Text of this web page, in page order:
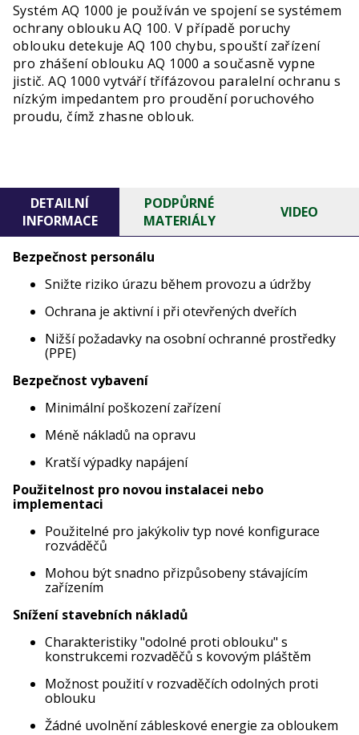
Systém AQ 1000 je používán ve spojení se systémem
ochrany oblouku AQ 100. V případě poruchy
oblouku detekuje AQ 100 chybu, spouští zařízení
pro zhášení oblouku AQ 1000 a současně vypne
jistič. AQ 1000 vytváří třífázovou paralelní ochranu s
nízkým impedantem pro proudění poruchového
proudu, čímž zhasne oblouk.
DETAILNÍ
INFORMACE
PODPŮRNÉ
MATERIÁLY
VIDEO
Bezpečnost personálu
Snižte riziko úrazu během provozu a údržby
Ochrana je aktivní i při otevřených dveřích
Nižší požadavky na osobní ochranné prostředky
(PPE)
Bezpečnost vybavení
Minimální poškození zařízení
Méně nákladů na opravu
Kratší výpadky napájení
Použitelnost pro novou instalacei nebo
implementaci
Použitelné pro jakýkoliv typ nové konfigurace
rozváděčů
Mohou být snadno přizpůsobeny stávajícím
zařízením
Snížení stavebních nákladů
Charakteristiky "odolné proti oblouku" s
konstrukcemi rozvaděčů s kovovým pláštěm
Možnost použití v rozvaděčích odolných proti
oblouku
Žádné uvolnění zábleskové energie za obloukem